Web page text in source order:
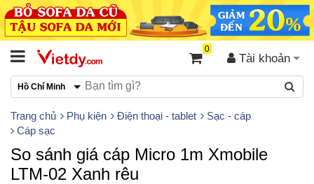
Tài khoản
0
Hồ Chí Minh
Trang chủ Phụ kiện Điện thoại - tablet
Sạc - cáp
Cáp sạc
So sánh giá cáp Micro 1m Xmobile
LTM-02 Xanh rêu